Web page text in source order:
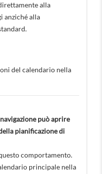
alla
anziché alla
del calendario nella
può aprire
pianificazione di
comportamento.
principale nella